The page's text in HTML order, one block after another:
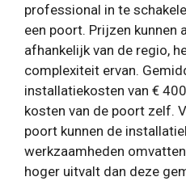
professional in te
een poort. Prijzen kunnen
afhankelijk van de regio,
complexiteit ervan.
installatiekosten van €
kosten van de poort zelf.
poort kunnen de
werkzaamheden
hoger uitvalt dan deze